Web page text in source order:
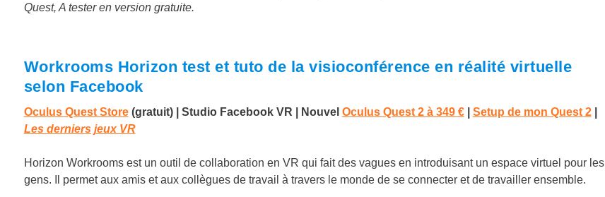
Quest, A tester en version gratuite.
Workrooms Horizon test et tuto de la visioconférence en réalité virtuelle
selon Facebook
Oculus Quest Store(gratuit) Studio Facebook VR Nouvel Oculus Quest 2 à 349 € Setup de mon Quest 2|
Les derniers jeux VR
Horizon Workrooms est un outil de collaboration en VR qui fait des vagues en introduisant un espace virtuel pour les
gens. Il permet aux amis et aux collègues de travail à travers le monde de se connecter et de travailler ensemble.